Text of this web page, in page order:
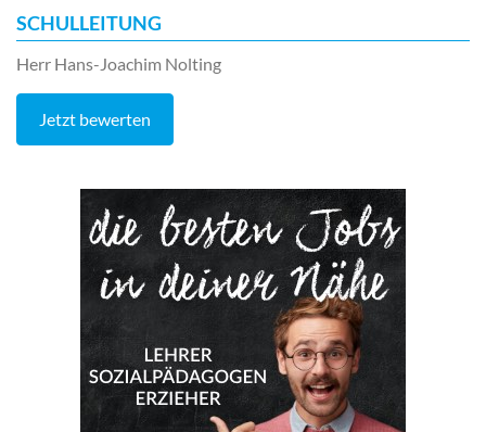
SCHULLEITUNG
Herr Hans-Joachim Nolting
Jetzt bewerten